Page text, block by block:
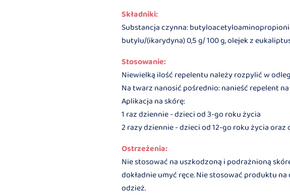
Składniki:
Substancja czynna:
butylu/(ikarydyna) 0,5 g/ 100 g, olejek z
Stosowanie:
Niewielką ilość repelentu należy rozpylić w
Na twarz nanosić pośrednio: nanieść repelent
Aplikacja na skórę:
1 raz dziennie - dzieci od 3-go roku życia
2 razy dziennie - dzieci od 12-go roku życia oraz
Ostrzeżenia:
Nie stosować na uszkodzoną i podrażnioną
dokładnie umyć ręce. Nie stosować produktu
odzież.